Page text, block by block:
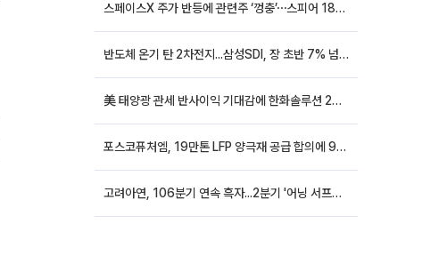
스페이스X 주가 반등에 관련주 ‘껑충’⋯스피어 18%ㆍ에이치브이엠 12%↑
반도체 온기 탄 2차전지...삼성SDI, 장 초반 7% 넘게 껑충
美 태양광 관세 반사이익 기대감에 한화솔루션 20%대·OCI홀딩스 14%대 급등
포스코퓨처엠, 19만톤 LFP 양극재 공급 합의에 9%대 강세
고려아연, 106분기 연속 흑자...2분기 '어닝 서프라이즈'에 장 초반 12%대 강세